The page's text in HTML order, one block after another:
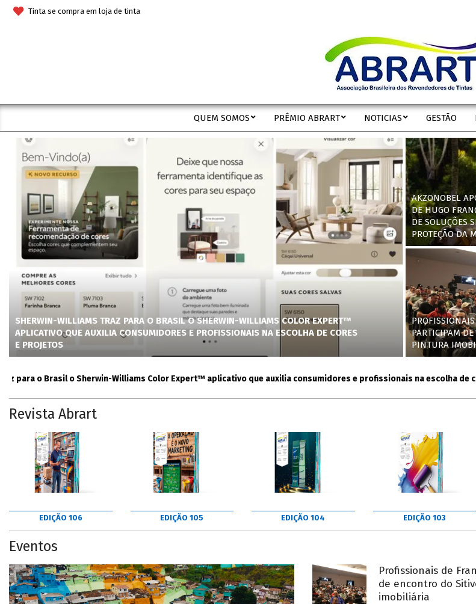
Skip
Tinta se compra em loja de tinta
ABRART
Secondary
Navigation
Menu
QUEM SOMOS PRÊMIO ABRART NOTICIAS GESTÃO
SHERWIN-WILLIAMS TRAZ PARA O BRASIL O SHERWIN-WILLIAMS COLOR EXPERT™
APLICATIVO QUE AUXILIA CONSUMIDORES E PROFISSIONAIS NA ESCOLHA DE CORES
E PROJETOS
AKZONOBEL
DE HUGO
DE SOLUÇÕES
PROTEÇÃO DA
PARTICIPAM
PINTURA
o Brasil o Sherwin-Williams Color Expert™ aplicativo que auxilia consumidores e profissionais na escolha de cores
Revista Abrart
EDIÇÃO 106 EDIÇÃO 105 EDIÇÃO 104 EDIÇÃO 103
Eventos
Profissionais de
de encontro do
imobiliária